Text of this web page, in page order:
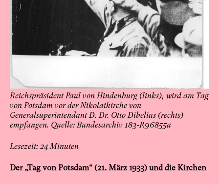
Reichspräsident Paul von Hindenburg (links), wird am Tag
von Potsdam vor der Nikolaikirche von
Generalsuperintendant D. Dr. Otto Dibelius (rechts)
empfangen. Quelle: Bundesarchiv 183-R96855a
24
Der „Tag von Potsdam“ (21. März 1933) und die Kirchen